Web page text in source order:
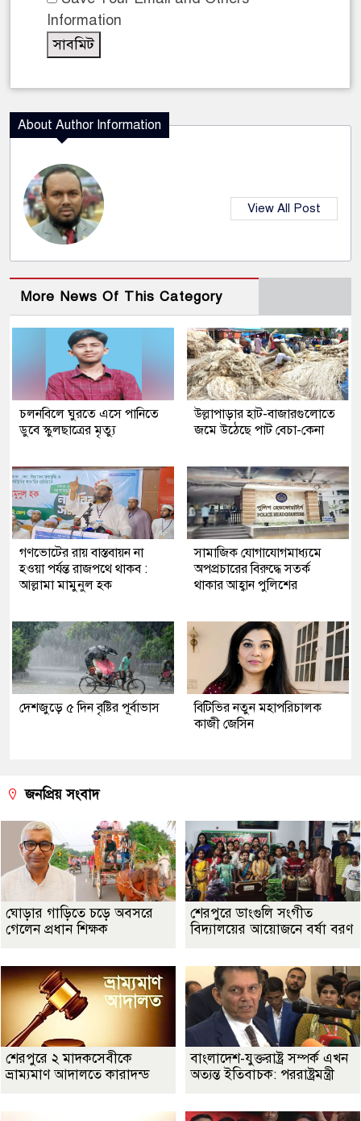
Information
About Author Information
View All Post
More News Of This Category
চলনবিলে ঘুরতে এসে পানিতে
ডুবে স্কুলছাত্রের মৃত্যু
উল্লাপাড়ার হাট-বাজারগুলোতে
জমে উঠেছে পাট বেচা-কেনা
গণভোটের রায় বাস্তবায়ন না
হওয়া পর্যন্ত রাজপথে থাকব :
আল্লামা মামুনুল হক
সামাজিক যোগাযোগমাধ্যমে
অপপ্রচারের বিরুদ্ধে সতর্ক
থাকার আহ্বান পুলিশের
দেশজুড়ে ৫ দিন বৃষ্টির পূর্বাভাস
বিটিভির নতুন মহাপরিচালক
কাজী জেসিন
জনপ্রিয় সংবাদ
ঘোড়ার গাড়িতে চড়ে অবসরে
গেলেন প্রধান শিক্ষক
শেরপুরে ডাংগুলি সংগীত
বিদ্যালয়ের আয়োজনে বর্ষা বরণ
শেরপুরে ২ মাদকসেবীকে
ভ্রাম্যমাণ আদালতে কারাদন্ড
বাংলাদেশ-যুক্তরাষ্ট্র সম্পর্ক এখন
অত্যন্ত ইতিবাচক: পররাষ্ট্রমন্ত্রী